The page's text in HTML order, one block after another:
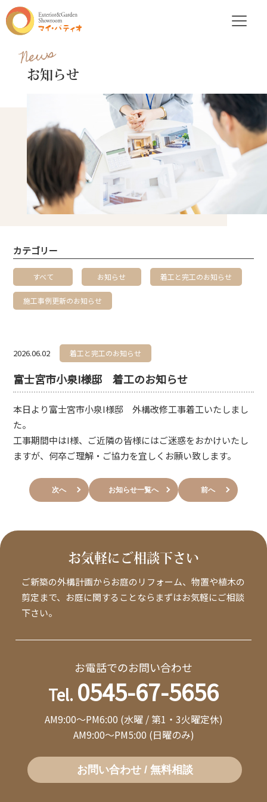
News
お知らせ
カテゴリー
すべて お知らせ 着工と完工のお知らせ
施工事例更新のお知らせ
2026.06.02 着工と完工のお知らせ
富士宮市小泉I様邸 着工のお知らせ
本日より富士宮市小泉I様邸 外構改修工事着工いたしまし
た。
工事期間中はI様、ご近隣の皆様にはご迷惑をおかけいたし
ますが、何卒ご理解・ご協力を宜しくお願い致します。
次へ お知らせ一覧へ 前へ
お気軽にご相談下さい
ご新築の外構計画からお庭のリフォーム、物置や植木の
剪定まで、お庭に関することならまずはお気軽にご相談
下さい。
お電話でのお問い合わせ
Tel. 0545-67-5656
AM9:00～PM6:00 (水曜 / 第1・3火曜定休)
AM9:00～PM5:00 (日曜のみ)
お問い合わせ / 無料相談